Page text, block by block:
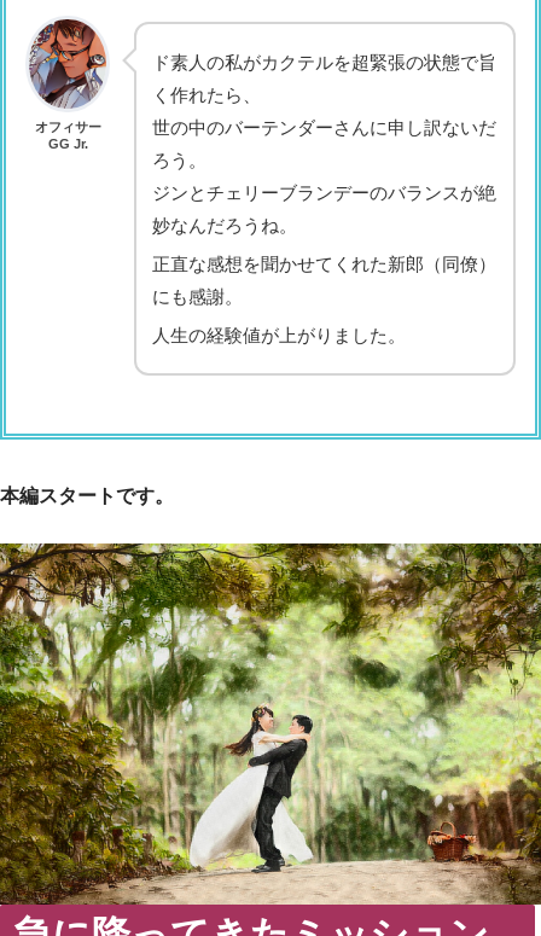
オフィサー
GG Jr.
ド素人の私がカクテルを超緊張の状態で旨
く作れたら、
世の中のバーテンダーさんに申し訳ないだ
ろう。
ジンとチェリーブランデーのバランスが絶
妙なんだろうね。
正直な感想を聞かせてくれた新郎（同僚）
にも感謝。
人生の経験値が上がりました。
本編スタートです。